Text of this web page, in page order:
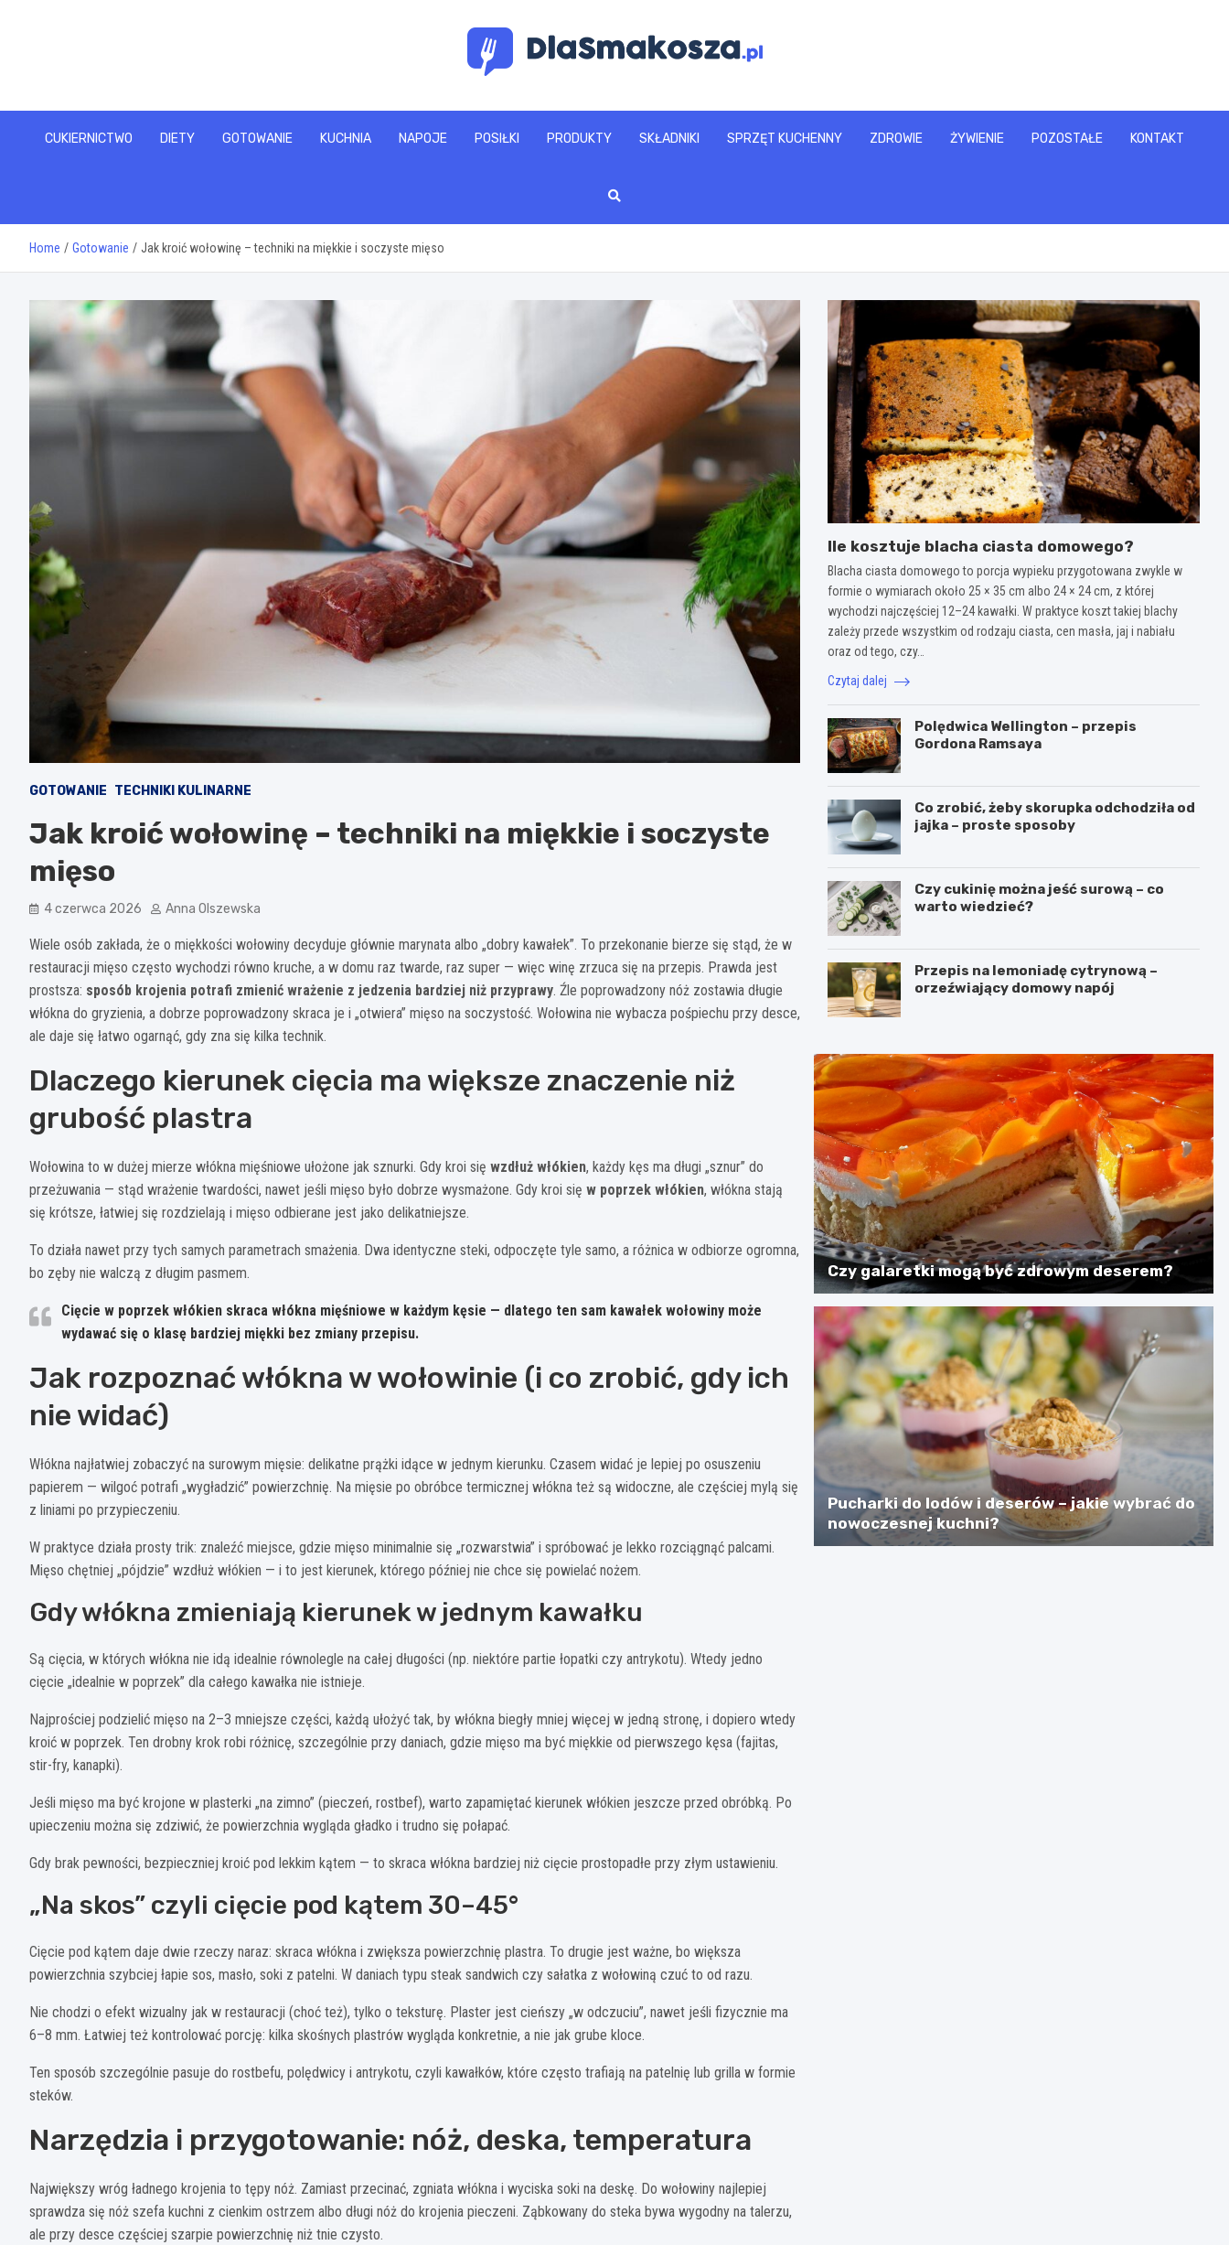
www.dlasmakosza.pl
CUKIERNICTWO DIETY GOTOWANIE KUCHNIA NAPOJE POSIŁKI PRODUKTY SKŁADNIKI SPRZĘT KUCHENNY ZDROWIE ŻYWIENIE POZOSTAŁE KONTAKT
Home Gotowanie Jak kroić wołowinę – techniki na miękkie i soczyste mięso
GOTOWANIE TECHNIKI KULINARNE
Jak kroić wołowinę – techniki na miękkie i soczyste
mięso
4 czerwca 2026 Anna Olszewska
Wiele osób zakłada, że o miękkości wołowiny decyduje głównie marynata albo „dobry kawałek”. To przekonanie bierze się stąd, że w
restauracji mięso często wychodzi równo kruche, a w domu raz twarde, raz super — więc winę zrzuca się na przepis. Prawda jest
prostsza: sposób krojenia potrafi zmienić wrażenie z jedzenia bardziej niż przyprawy. Źle poprowadzony nóż zostawia długie
włókna do gryzienia, a dobrze poprowadzony skraca je i „otwiera” mięso na soczystość. Wołowina nie wybacza pośpiechu przy desce,
ale daje się łatwo ogarnąć, gdy zna się kilka technik.
Dlaczego kierunek cięcia ma większe znaczenie niż
grubość plastra
Wołowina to w dużej mierze włókna mięśniowe ułożone jak sznurki. Gdy kroi się wzdłuż włókien, każdy kęs ma długi „sznur” do
przeżuwania — stąd wrażenie twardości, nawet jeśli mięso było dobrze wysmażone. Gdy kroi się w poprzek włókien, włókna stają
się krótsze, łatwiej się rozdzielają i mięso odbierane jest jako delikatniejsze.
To działa nawet przy tych samych parametrach smażenia. Dwa identyczne steki, odpoczęte tyle samo, a różnica w odbiorze ogromna,
bo zęby nie walczą z długim pasmem.
Cięcie w poprzek włókien skraca włókna mięśniowe w każdym kęsie — dlatego ten sam kawałek wołowiny może
wydawać się o klasę bardziej miękki bez zmiany przepisu.
Jak rozpoznać włókna w wołowinie (i co zrobić, gdy ich
nie widać)
Włókna najłatwiej zobaczyć na surowym mięsie: delikatne prążki idące w jednym kierunku. Czasem widać je lepiej po osuszeniu
papierem — wilgoć potrafi „wygładzić” powierzchnię. Na mięsie po obróbce termicznej włókna też są widoczne, ale częściej mylą się
z liniami po przypieczeniu.
W praktyce działa prosty trik: znaleźć miejsce, gdzie mięso minimalnie się „rozwarstwia” i spróbować je lekko rozciągnąć palcami.
Mięso chętniej „pójdzie” wzdłuż włókien — i to jest kierunek, którego później nie chce się powielać nożem.
Gdy włókna zmieniają kierunek w jednym kawałku
Są cięcia, w których włókna nie idą idealnie równolegle na całej długości (np. niektóre partie łopatki czy antrykotu). Wtedy jedno
cięcie „idealnie w poprzek” dla całego kawałka nie istnieje.
Najprościej podzielić mięso na 2–3 mniejsze części, każdą ułożyć tak, by włókna biegły mniej więcej w jedną stronę, i dopiero wtedy
kroić w poprzek. Ten drobny krok robi różnicę, szczególnie przy daniach, gdzie mięso ma być miękkie od pierwszego kęsa (fajitas,
stir-fry, kanapki).
Jeśli mięso ma być krojone w plasterki „na zimno” (pieczeń, rostbef), warto zapamiętać kierunek włókien jeszcze przed obróbką. Po
upieczeniu można się zdziwić, że powierzchnia wygląda gładko i trudno się połapać.
Gdy brak pewności, bezpieczniej kroić pod lekkim kątem — to skraca włókna bardziej niż cięcie prostopadłe przy złym ustawieniu.
„Na skos” czyli cięcie pod kątem 30–45°
Cięcie pod kątem daje dwie rzeczy naraz: skraca włókna i zwiększa powierzchnię plastra. To drugie jest ważne, bo większa
powierzchnia szybciej łapie sos, masło, soki z patelni. W daniach typu steak sandwich czy sałatka z wołowiną czuć to od razu.
Nie chodzi o efekt wizualny jak w restauracji (choć też), tylko o teksturę. Plaster jest cieńszy „w odczuciu”, nawet jeśli fizycznie ma
6–8 mm. Łatwiej też kontrolować porcję: kilka skośnych plastrów wygląda konkretnie, a nie jak grube kloce.
Ten sposób szczególnie pasuje do rostbefu, polędwicy i antrykotu, czyli kawałków, które często trafiają na patelnię lub grilla w formie
steków.
Narzędzia i przygotowanie: nóż, deska, temperatura
Największy wróg ładnego krojenia to tępy nóż. Zamiast przecinać, zgniata włókna i wyciska soki na deskę. Do wołowiny najlepiej
sprawdza się nóż szefa kuchni z cienkim ostrzem albo długi nóż do krojenia pieczeni. Ząbkowany do steka bywa wygodny na talerzu,
ale przy desce częściej szarpie powierzchnię niż tnie czysto.
Ile kosztuje blacha ciasta domowego?
Blacha ciasta domowego to porcja wypieku przygotowana zwykle w
formie o wymiarach około 25 × 35 cm albo 24 × 24 cm, z której
wychodzi najczęściej 12–24 kawałki. W praktyce koszt takiej blachy
zależy przede wszystkim od rodzaju ciasta, cen masła, jaj i nabiału
oraz od tego, czy…
Czytaj dalej
Polędwica Wellington – przepis
Gordona Ramsaya
Co zrobić, żeby skorupka odchodziła od
jajka – proste sposoby
Czy cukinię można jeść surową – co
warto wiedzieć?
Przepis na lemoniadę cytrynową –
orzeźwiający domowy napój
Czy galaretki mogą być zdrowym deserem?
Pucharki do lodów i deserów – jakie wybrać do
nowoczesnej kuchni?